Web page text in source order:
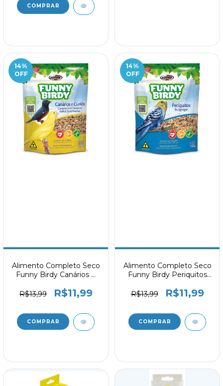
14%
OFF
Alimento Completo Seco
Funny Birdy Canários e
R$13,99
R$11,99
14%
OFF
Alimento Completo Seco
Funny Birdy Periquitos
R$13,99
R$11,99